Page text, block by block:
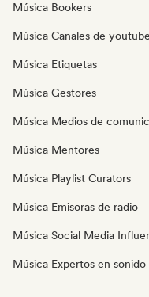
Música Bookers
Música Canales de
Música Etiquetas
Música Gestores
Música Medios de
Música Mentores
Música Playlist Curators
Música Emisoras de radio
Música Social Media
Música Expertos en sonido